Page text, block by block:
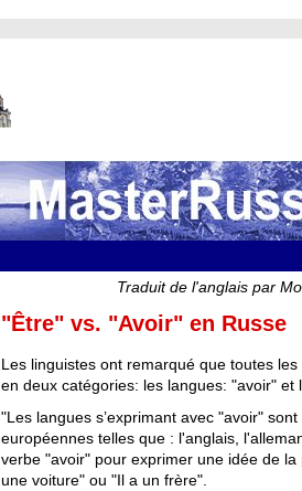
Traduit de l'anglais par
"Être" vs. "Avoir" en Russe
Les linguistes ont remarqué que toutes
en deux catégories: les langues: "avoir" et
"Les langues s’exprimant avec "avoir"
européennes telles que : l'anglais,
verbe "avoir" pour exprimer une idée de
une voiture" ou "Il a un frère".